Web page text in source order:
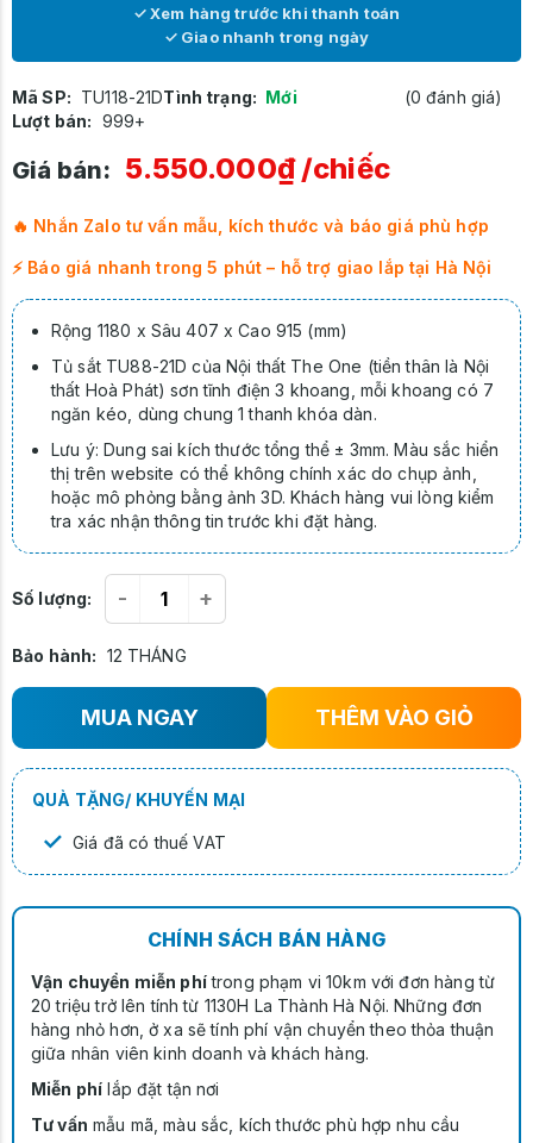
✓ Xem hàng trước khi thanh toán
✓ Giao nhanh trong ngày
Mã SP: TU118-21DTình trạng: Mới
(0 đánh giá)
Lượt bán: 999+
Giá bán: 5.550.000₫/chiếc
🔥 Nhắn Zalo tư vấn mẫu, kích thước và báo giá phù hợp
⚡ Báo giá nhanh trong 5 phút – hỗ trợ giao lắp tại Hà Nội
Rộng 1180 x Sâu 407 x Cao 915 (mm)
Tủ sắt TU88-21D của Nội thất The One (tiền thân là Nội
thất Hoà Phát) sơn tĩnh điện 3 khoang, mỗi khoang có 7
ngăn kéo, dùng chung 1 thanh khóa dàn.
Lưu ý: Dung sai kích thước tổng thể ± 3mm. Màu sắc hiển
thị trên website có thể không chính xác do chụp ảnh,
hoặc mô phỏng bằng ảnh 3D. Khách hàng vui lòng kiểm
tra xác nhận thông tin trước khi đặt hàng.
Số lượng: - +
Bảo hành: 12 THÁNG
MUA NGAY THÊM VÀO GIỎ
QUÀ TẶNG/ KHUYẾN MẠI
✓ Giá đã có thuế VAT
CHÍNH SÁCH BÁN HÀNG
Vận chuyển miễn phítrong phạm vi 10km với đơn hàng từ
20 triệu trở lên tính từ 1130H La Thành Hà Nội. Những đơn
hàng nhỏ hơn, ở xa sẽ tính phí vận chuyển theo thỏa thuận
giữa nhân viên kinh doanh và khách hàng.
Miễn phí lắp đặt tận nơi
Tư vấn mẫu mã, màu sắc, kích thước phù hợp nhu cầu